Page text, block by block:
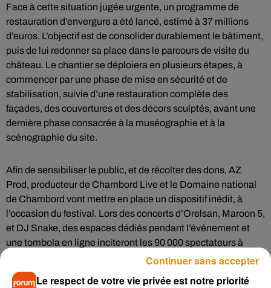
Face à cette situation jugée urgente, un programme de
restauration d’envergure a été lancé, estimé à 37 millions
d’euros. L’objectif est de consolider durablement le bâtiment,
puis de lui redonner sa place dans le parcours de visite du
château. Le chantier se déploiera en plusieurs étapes, à
commencer par une phase de mise en sécurité et de
stabilisation, suivie d’une restauration complète des
façades, des couvertures et des décors sculptés, avant une
dernière phase consacrée à la muséographie et à la
scénographie du site.
Afin de sensibiliser le public, et de récolter des dons, AZ
Prod, producteur de Chambord Live et le Domaine national
de Chambord vont mettre en place un dispositif inédit, à
l’occasion du festival. Lors des concerts d’Orelsan, Maroon 5,
et DJ Snake, des espaces dédiés pendant l’événement et
une tombola en ligne inciteront les 90 000 spectateurs à
participer, par leurs dons, à la restauration de l’aile François
Ier.
Le respect de votre vie privée est notre priorité
Continuer sans accepter